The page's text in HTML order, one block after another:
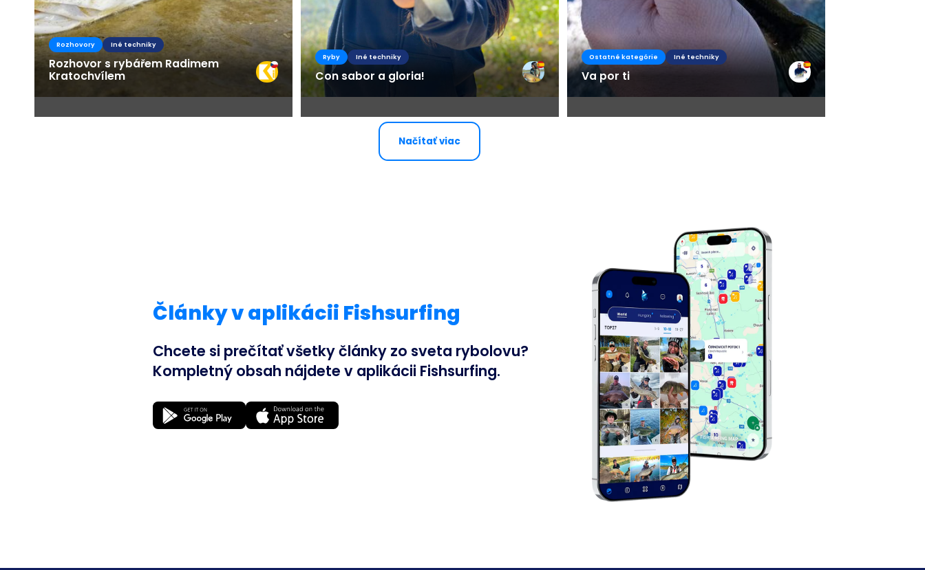
Rozhovory Iné techniky
Rozhovor s rybářem Radimem
Kratochvílem
Ryby Iné techniky
Con sabor a gloria!
Ostatné kategórie Iné techniky
Va por ti
Načítať viac
Články v aplikácii Fishsurfing
Chcete si prečítať všetky články zo sveta rybolovu?
Kompletný obsah nájdete v aplikácii Fishsurfing.